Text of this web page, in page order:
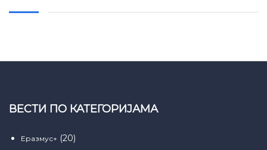
ВЕСТИ ПО КАТЕГОРИЈАМА
Еразмус+ (20)